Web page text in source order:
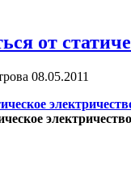
от
08.05.2011